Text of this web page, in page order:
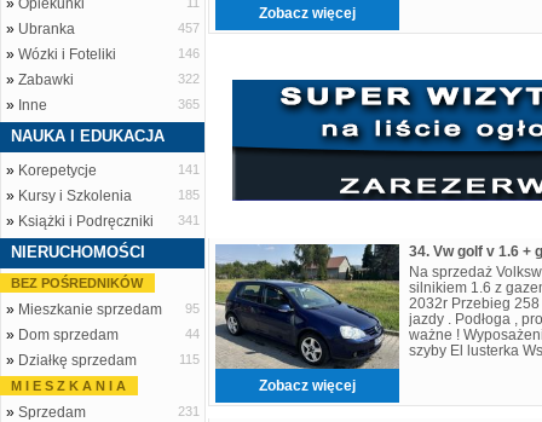
» Opiekunki
» Ubranka 457
» Wózki i Foteliki 146
» Zabawki 322
» Inne 365
NAUKA I EDUKACJA
» Korepetycje 141
» Kursy i Szkolenia 185
» Książki i Podręczniki 341
NIERUCHOMOŚCI
BEZ POŚREDNIKÓW
» Mieszkanie sprzedam 95
» Dom sprzedam 44
» Działkę sprzedam
115
M I E S Z K A N I A
» Sprzedam 231
Zobacz więcej
Zobacz więcej
34. Vw golf v 1.6 +
Na sprzedaż
silnikiem 1.6 z
2032r Przebieg
jazdy . Podłoga ,
ważne !
szyby El lusterka